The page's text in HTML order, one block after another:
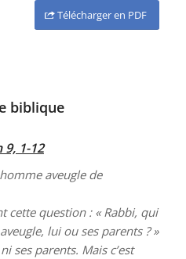
Télécharger en PDF
biblique
9, 1-12
aveugle de
cette question : « Rabbi, qui
lui ou ses parents ? »
ses parents. Mais c’est